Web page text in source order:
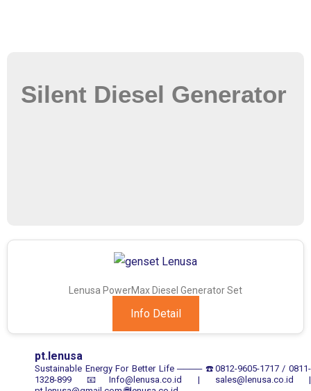
Silent Diesel Generator
Lenusa PowerMax Diesel Generator Set
Info Detail
pt.lenusa
Sustainable Energy For Better Life────☎️0812-9605-1717 / 0811-
1328-899 📧Info@lenusa.co.id | sales@lenusa.co.id |